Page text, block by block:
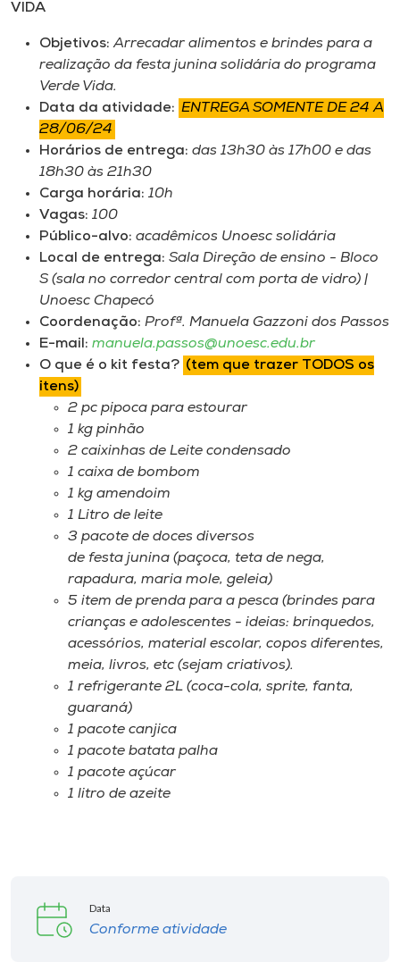
VIDA
Objetivos: Arrecadar alimentos e brindes para a
realização da festa junina solidária do programa
Verde Vida.
Data da atividade: ENTREGA SOMENTE DE 24 A
28/06/24
Horários de entrega: das 13h30 às 17h00 e das
18h30 às 21h30
Carga horária: 10h
Vagas: 100
Público-alvo: acadêmicos Unoesc solidária
Local de entrega: Sala Direção de ensino - Bloco
S (sala no corredor central com porta de vidro) |
Unoesc Chapecó
Coordenação: Profª. Manuela Gazzoni dos Passos
E-mail: manuela.passos@unoesc.edu.br
O que é o kit festa? (tem que trazer TODOS os
itens)
2 pc pipoca para estourar
1 kg pinhão
2 caixinhas de Leite condensado
1 caixa de bombom
1 kg amendoim
1 Litro de leite
3 pacote de doces diversos
de festa junina (paçoca, teta de nega,
rapadura, maria mole, geleia)
5 item de prenda para a pesca (brindes para
crianças e adolescentes - ideias: brinquedos,
acessórios, material escolar, copos diferentes,
meia, livros, etc (sejam criativos).
1 refrigerante 2L (coca-cola, sprite, fanta,
guaraná)
1 pacote canjica
1 pacote batata palha
1 pacote açúcar
1 litro de azeite
Data
Conforme atividade